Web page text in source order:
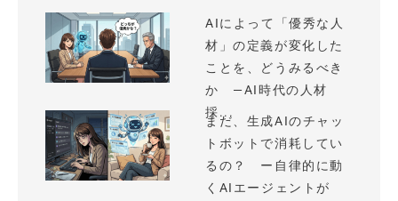
AIによって「優秀な人
材」の定義が変化した
ことを、どうみるべき
か —AI時代の人材
採...
まだ、生成AIのチャッ
トボットで消耗してい
るの？ ー自律的に動
くAIエージェントが